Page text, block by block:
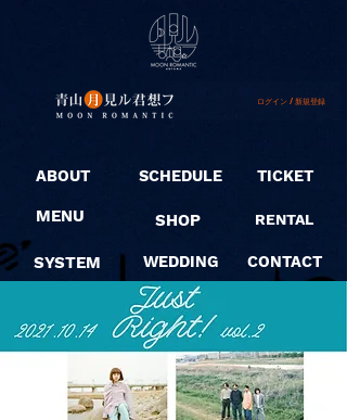
ログイン / 新規登録
ABOUT
MENU
SYSTEM
SCHEDULE
SHOP
WEDDING
TICKET
RENTAL
CONTACT